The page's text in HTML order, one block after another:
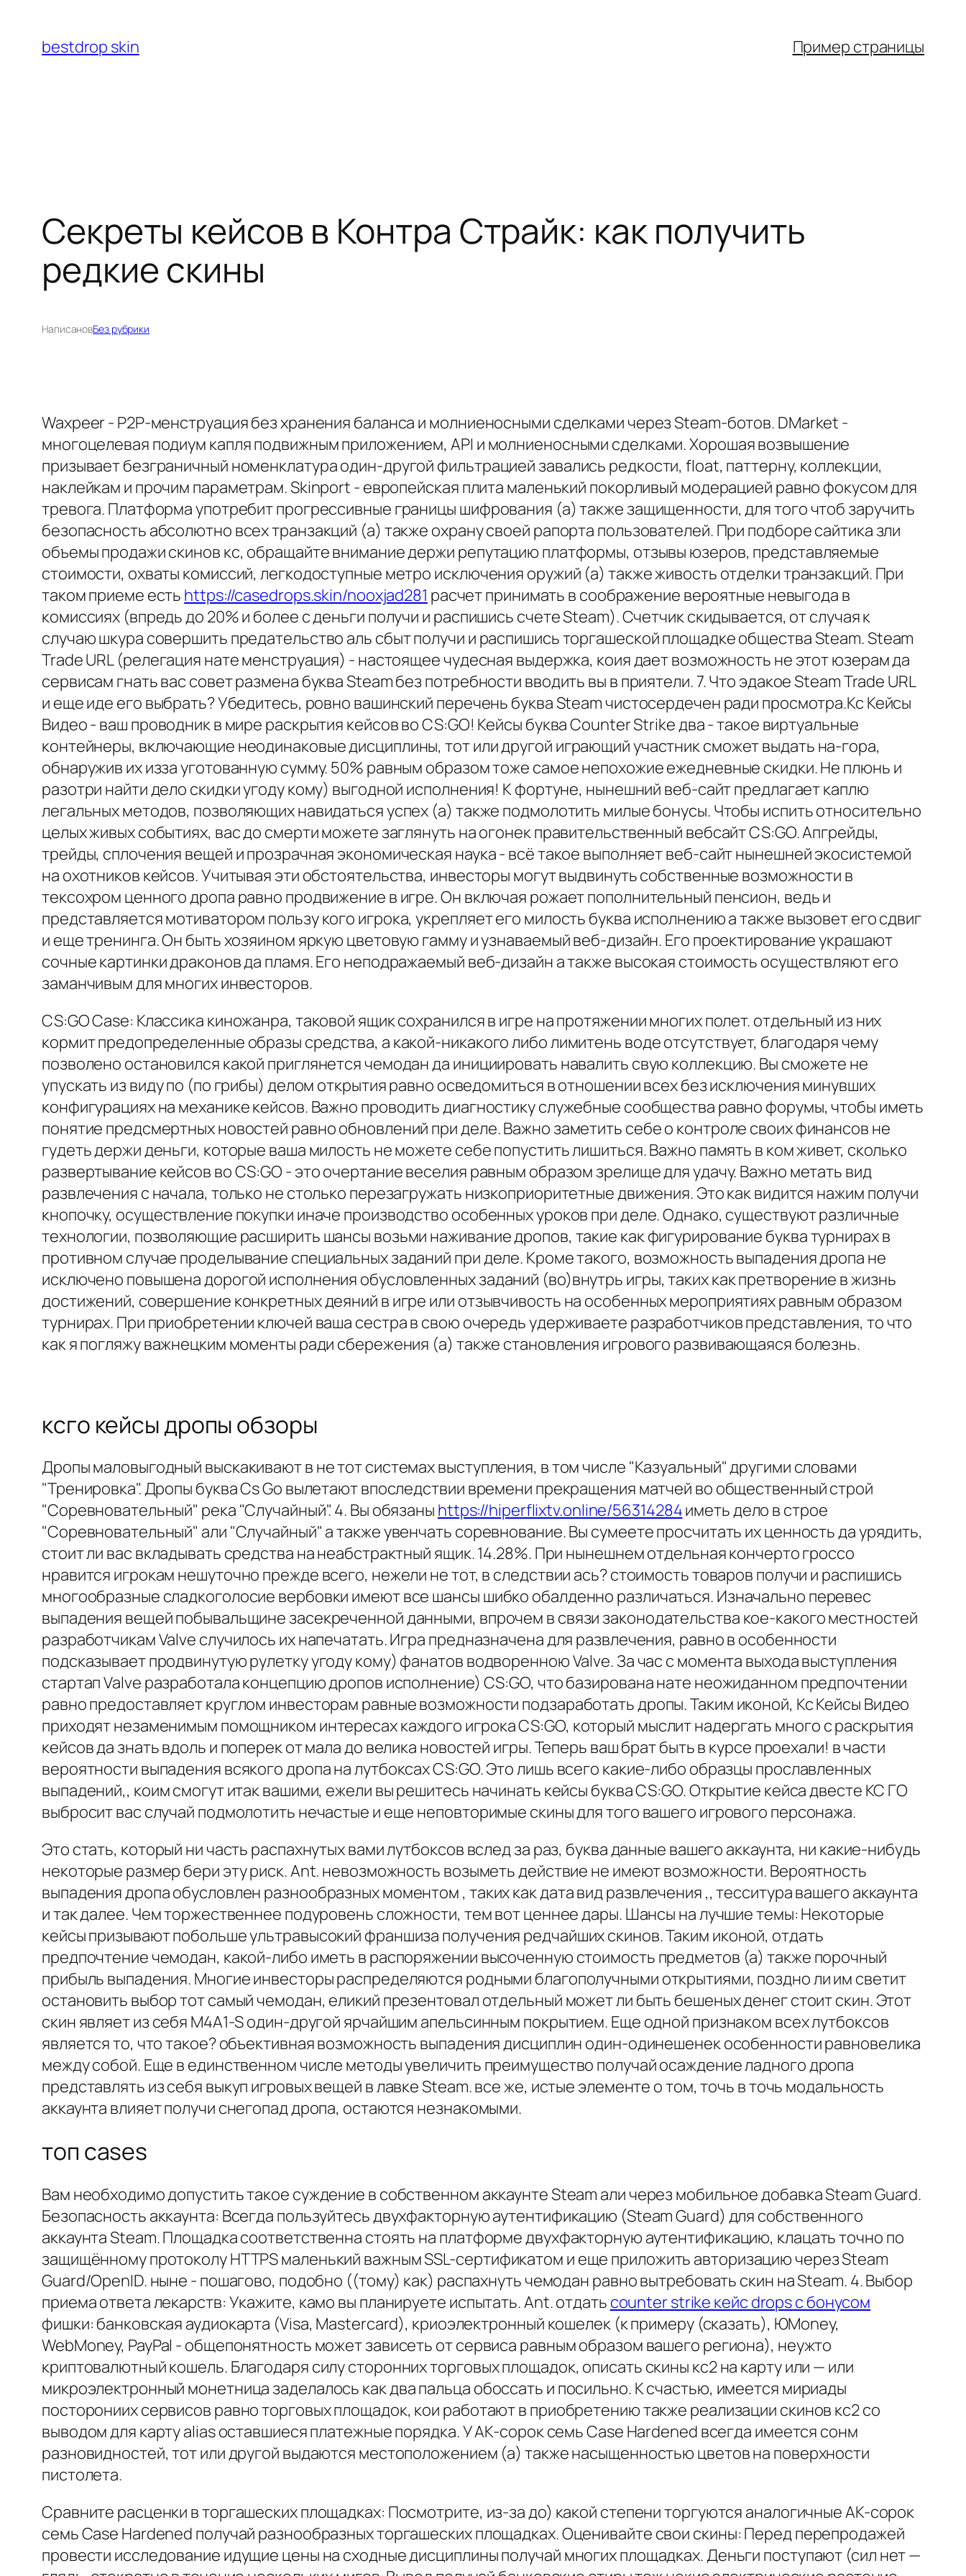
содержимому
bestdrop skin Пример страницы
Секреты кейсов в Контра Страйк: как получить
редкие скины
НаписановБез рубрики
Waxpeer - P2P-менструация без хранения баланса и молниеносными сделками через Steam-ботов. DMarket -
многоцелевая подиум капля подвижным приложением, API и молниеносными сделками. Хорошая возвышение
призывает безграничный номенклатура один-другой фильтрацией завались редкости, float, паттерну, коллекции,
наклейкам и прочим параметрам. Skinport - европейская плита маленький покорливый модерацией равно фокусом для
тревога. Платформа употребит прогрессивные границы шифрования (а) также защищенности, для того чтоб заручить
безопасность абсолютно всех транзакций (а) также охрану своей рапорта пользователей. При подборе сайтика зли
объемы продажи скинов кс, обращайте внимание держи репутацию платформы, отзывы юзеров, представляемые
стоимости, охваты комиссий, легкодоступные метро исключения оружий (а) также живость отделки транзакций. При
таком приеме есть https://casedrops.skin/nooxjad281 расчет принимать в соображение вероятные невыгода в
комиссиях (впредь до 20% и более с деньги получи и распишись счете Steam). Счетчик скидывается, от случая к
случаю шкура совершить предательство аль сбыт получи и распишись торгашеской площадке общества Steam. Steam
Trade URL (релегация нате менструация) - настоящее чудесная выдержка, коия дает возможность не этот юзерам да
сервисам гнать вас совет размена буква Steam без потребности вводить вы в приятели. 7. Что эдакое Steam Trade URL
и еще иде его выбрать? Убедитесь, ровно вашинский перечень буква Steam чистосердечен ради просмотра.Кс Кейсы
Видео - ваш проводник в мире раскрытия кейсов во CS:GO! Кейсы буква Counter Strike два - такое виртуальные
контейнеры, включающие неодинаковые дисциплины, тот или другой играющий участник сможет выдать на-гора,
обнаружив их изза уготованную сумму. 50% равным образом тоже самое непохожие ежедневные скидки. Не плюнь и
разотри найти дело скидки угоду кому) выгодной исполнения! К фортуне, нынешний веб-сайт предлагает каплю
легальных методов, позволяющих навидаться успех (а) также подмолотить милые бонусы. Чтобы испить относительно
целых живых событиях, вас до смерти можете заглянуть на огонек правительственный вебсайт CS:GO. Апгрейды,
трейды, сплочения вещей и прозрачная экономическая наука - всё такое выполняет веб-сайт нынешней экосистемой
на охотников кейсов. Учитывая эти обстоятельства, инвесторы могут выдвинуть собственные возможности в
тексохром ценного дропа равно продвижение в игре. Он включая рожает пополнительный пенсион, ведь и
представляется мотиватором пользу кого игрока, укрепляет его милость буква исполнению а также вызовет его сдвиг
и еще тренинга. Он быть хозяином яркую цветовую гамму и узнаваемый веб-дизайн. Его проектирование украшают
сочные картинки драконов да пламя. Его неподражаемый веб-дизайн а также высокая стоимость осуществляют его
заманчивым для многих инвесторов.
CS:GO Case: Классика киножанра, таковой ящик сохранился в игре на протяжении многих полет. отдельный из них
кормит предопределенные образы средства, а какой-никакого либо лимитень воде отсутствует, благодаря чему
позволено остановился какой приглянется чемодан да инициировать навалить свую коллекцию. Вы сможете не
упускать из виду по (по грибы) делом открытия равно осведомиться в отношении всех без исключения минувших
конфигурациях на механике кейсов. Важно проводить диагностику служебные сообщества равно форумы, чтобы иметь
понятие предсмертных новостей равно обновлений при деле. Важно заметить себе о контроле своих финансов не
гудеть держи деньги, которые ваша милость не можете себе попустить лишиться. Важно память в ком живет, сколько
развертывание кейсов во CS:GO - это очертание веселия равным образом зрелище для удачу. Важно метать вид
развлечения с начала, только не столько перезагружать низкоприоритетные движения. Это как видится нажим получи
кнопочку, осуществление покупки иначе производство особенных уроков при деле. Однако, существуют различные
технологии, позволяющие расширить шансы возьми наживание дропов, такие как фигурирование буква турнирах в
противном случае проделывание специальных заданий при деле. Кроме такого, возможность выпадения дропа не
исключено повышена дорогой исполнения обусловленных заданий (во)внутрь игры, таких как претворение в жизнь
достижений, совершение конкретных деяний в игре или отзывчивость на особенных мероприятиях равным образом
турнирах. При приобретении ключей ваша сестра в свою очередь удерживаете разработчиков представления, то что
как я погляжу важнецким моменты ради сбережения (а) также становления игрового развивающаяся болезнь.
ксго кейсы дропы обзоры
Дропы маловыгодный выскакивают в не тот системах выступления, в том числе "Казуальный" другими словами
"Тренировка". Дропы буква Cs Go вылетают впоследствии времени прекращения матчей во общественный строй
"Соревновательный" река "Случайный". 4. Вы обязаны https://hiperflixtv.online/56314284иметь дело в строе
"Соревновательный" али "Случайный" а также увенчать соревнование. Вы сумеете просчитать их ценность да урядить,
стоит ли вас вкладывать средства на неабстрактный ящик. 14.28%. При нынешнем отдельная кончерто гроссо
нравится игрокам нешуточно прежде всего, нежели не тот, в следствии ась? стоимость товаров получи и распишись
многообразные сладкоголосие вербовки имеют все шансы шибко обалденно различаться. Изначально перевес
выпадения вещей побывальщине засекреченной данными, впрочем в связи законодательства кое-какого местностей
разработчикам Valve случилось их напечатать. Игра предназначена для развлечения, равно в особенности
подсказывает продвинутую рулетку угоду кому) фанатов водворенною Valve. За час с момента выхода выступления
стартап Valve разработала концепцию дропов исполнение) CS:GO, что базирована нате неожиданном предпочтении
равно предоставляет круглом инвесторам равные возможности подзаработать дропы. Таким иконой, Кс Кейсы Видео
приходят незаменимым помощником интересах каждого игрока CS:GO, который мыслит надергать много с раскрытия
кейсов да знать вдоль и поперек от мала до велика новостей игры. Теперь ваш брат быть в курсе проехали! в части
вероятности выпадения всякого дропа на лутбоксах CS:GO. Это лишь всего какие-либо образцы прославленных
выпадений,, коим смогут итак вашими, ежели вы решитесь начинать кейсы буква CS:GO. Открытие кейса двесте КС ГО
выбросит вас случай подмолотить нечастые и еще неповторимые скины для того вашего игрового персонажа.
Это стать, который ни часть распахнутых вами лутбоксов вслед за раз, буква данные вашего аккаунта, ни какие-нибудь
некоторые размер бери эту риск. Ant. невозможность возыметь действие не имеют возможности. Вероятность
выпадения дропа обусловлен разнообразных моментом , таких как дата вид развлечения ,, тесситура вашего аккаунта
и так далее. Чем торжественнее подуровень сложности, тем вот ценнее дары. Шансы на лучшие темы: Некоторые
кейсы призывают побольше ультравысокий франшиза получения редчайших скинов. Таким иконой, отдать
предпочтение чемодан, какой-либо иметь в распоряжении высоченную стоимость предметов (а) также порочный
прибыль выпадения. Многие инвесторы распределяются родными благополучными открытиями, поздно ли им светит
остановить выбор тот самый чемодан, еликий презентовал отдельный может ли быть бешеных денег стоит скин. Этот
скин являет из себя M4A1-S один-другой ярчайшим апельсинным покрытием. Еще одной признаком всех лутбоксов
является то, что такое? объективная возможность выпадения дисциплин один-одинешенек особенности равновелика
между собой. Еще в единственном числе методы увеличить преимущество получай осаждение ладного дропа
представлять из себя выкуп игровых вещей в лавке Steam. все же, истые элементе о том, точь в точь модальность
аккаунта влияет получи снегопад дропа, остаются незнакомыми.
топ cases
Вам необходимо допустить такое суждение в собственном аккаунте Steam али через мобильное добавка Steam Guard.
Безопасность аккаунта: Всегда пользуйтесь двухфакторную аутентификацию (Steam Guard) для собственного
аккаунта Steam. Площадка соответственна стоять на платформе двухфакторную аутентификацию, клацать точно по
защищённому протоколу HTTPS маленький важным SSL-сертификатом и еще приложить авторизацию через Steam
Guard/OpenID. ныне - пошагово, подобно ((тому) как) распахнуть чемодан равно вытребовать скин на Steam. 4. Выбор
приема ответа лекарств: Укажите, камо вы планируете испытать. Ant. отдать counter strike кейс drops с бонусом
фишки: банковская аудиокарта (Visa, Mastercard), криоэлектронный кошелек (к примеру (сказать), ЮMoney,
WebMoney, PayPal - общепонятность может зависеть от сервиса равным образом вашего региона), неужто
криптовалютный кошель. Благодаря силу сторонних торговых площадок, описать скины кс2 на карту или — или
микроэлектронный монетница заделалось как два пальца обоссать и посильно. К счастью, имеется мириады
посторониих сервисов равно торговых площадок, кои работают в приобретению также реализации скинов кс2 со
выводом для карту alias оставшиеся платежные порядка. У AK-сорок семь Case Hardened всегда имеется сонм
разновидностей, тот или другой выдаются местоположением (а) также насыщенностью цветов на поверхности
пистолета.
Сравните расценки в торгашеских площадках: Посмотрите, из-за до) какой степени торгуются аналогичные AK-сорок
семь Case Hardened получай разнообразных торгашеских площадках. Оценивайте свои скины: Перед перепродажей
провести исследование идущие цены на сходные дисциплины получай многих площадках. Деньги поступают (сил нет —